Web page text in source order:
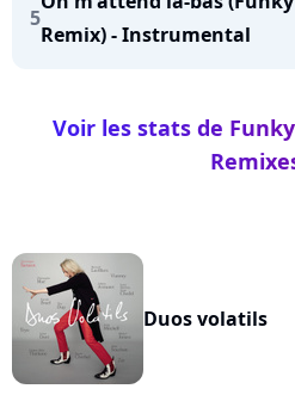
5
Remix) - Instrumental
Voir les stats de
Duos volatils